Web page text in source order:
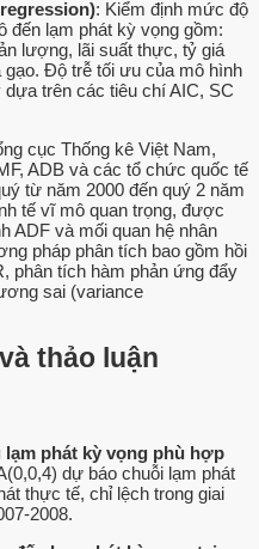
: Kiểm định mức độ
đến lạm phát kỳ vọng gồm:
lượng, lãi suất thực, tỷ giá
Độ trễ tối ưu của mô hình
trên các tiêu chí AIC, SC
cục Thống kê Việt Nam,
ADB và các tổ chức quốc tế
từ năm 2000 đến quý 2 năm
tế vĩ mô quan trọng, được
ADF và mối quan hệ nhân
pháp phân tích bao gồm hồi
phân tích hàm phản ứng đẩy
sai (variance
thảo luận
lạm phát kỳ vọng phù hợp
dự báo chuỗi lạm phát
thực tế, chỉ lệch trong giai
2008.